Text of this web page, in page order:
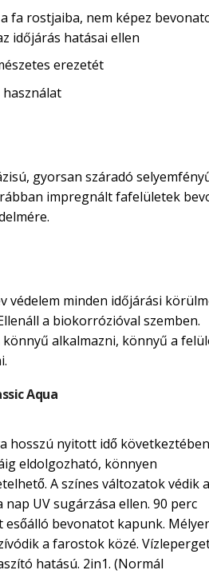
fa rostjaiba, nem képez
időjárás hatásai ellen
erezetét
használat
gyorsan száradó
impregnált fafelületek
védelem minden időjárási
a biokorrózióval szemben.
alkalmazni, könnyű a
Aqua
hosszú nyitott idő következtében
eldolgozható, könnyen
A színes változatok védik a
nap UV sugárzása ellen. 90 perc
esőálló bevonatot kapunk.
a farostok közé.
hatású. 2in1. (Normál